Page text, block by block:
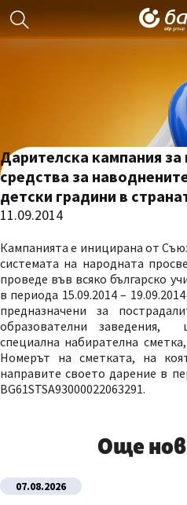
Дарителска кампания за
средства за
детски градини в
11.09.2014
Кампанията е иницирана от
системата на народната
проведе във всяко българско
в периода 15.09.2014 –
предназначени за
образователни
специална набирателна
Номерът на сметката, на
направите своето дарение в
BG61STSA93000022063291.
Още
07.08.2026